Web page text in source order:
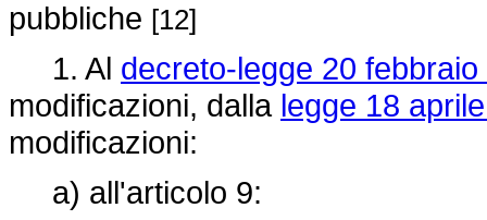
pubbliche [12]
1. Al decreto-legge 20
modificazioni, dalla legge 18
modificazioni:
a) all'articolo 9: